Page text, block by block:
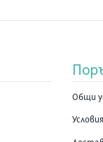
Общи